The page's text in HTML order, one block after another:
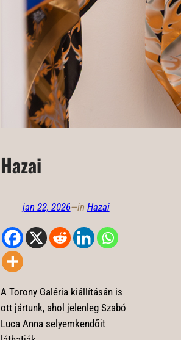
Hazai
jan 22, 2026—in Hazai
A Torony Galéria kiállításán is
ott jártunk, ahol jelenleg Szabó
Luca Anna selyemkendőit